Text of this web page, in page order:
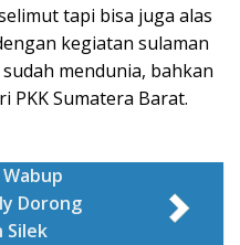
tapi bisa juga alas
kegiatan sulaman
mendunia, bahkan
PKK Sumatera Barat.
Wabup
Dorong
Silek